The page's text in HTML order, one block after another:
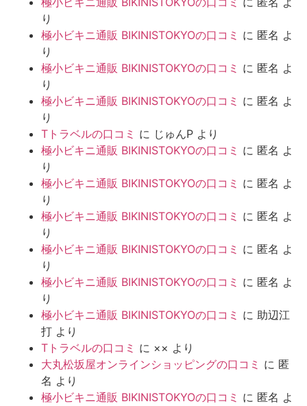
り
極小ビキニ通販 BIKINISTOKYOの口コミ に 匿名 よ
り
極小ビキニ通販 BIKINISTOKYOの口コミ に 匿名 よ
り
極小ビキニ通販 BIKINISTOKYOの口コミ に 匿名 よ
り
Tトラベルの口コミ に じゅんP より
極小ビキニ通販 BIKINISTOKYOの口コミ に 匿名 よ
り
極小ビキニ通販 BIKINISTOKYOの口コミ に 匿名 よ
り
極小ビキニ通販 BIKINISTOKYOの口コミ に 匿名 よ
り
極小ビキニ通販 BIKINISTOKYOの口コミ に 匿名 よ
り
極小ビキニ通販 BIKINISTOKYOの口コミ に 匿名 よ
り
極小ビキニ通販 BIKINISTOKYOの口コミ に 助辺江
打 より
Tトラベルの口コミ に ×× より
大丸松坂屋オンラインショッピングの口コミ に 匿
名 より
極小ビキニ通販 BIKINISTOKYOの口コミ に 匿名 よ